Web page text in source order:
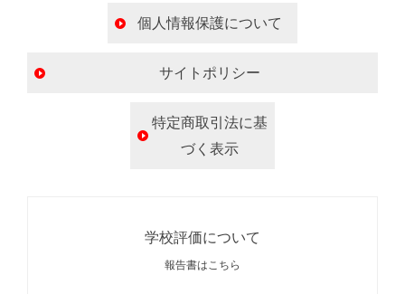
個人情報保護について
サイトポリシー
特定商取引法に基
づく表示
学校評価について
報告書はこちら